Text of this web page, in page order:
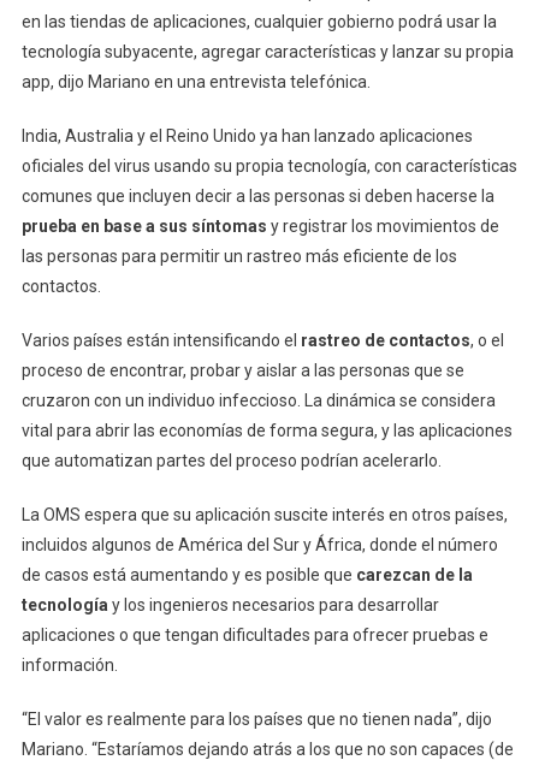
en las tiendas de aplicaciones, cualquier gobierno podrá usar la
tecnología subyacente, agregar características y lanzar su propia
app, dijo Mariano en una entrevista telefónica.
India, Australia y el Reino Unido ya han lanzado aplicaciones
oficiales del virus usando su propia tecnología, con características
comunes que incluyen decir a las personas si deben hacerse la
prueba en base a sus síntomas y registrar los movimientos de
las personas para permitir un rastreo más eficiente de los
contactos.
Varios países están intensificando el rastreo de contactos, o el
proceso de encontrar, probar y aislar a las personas que se
cruzaron con un individuo infeccioso. La dinámica se considera
vital para abrir las economías de forma segura, y las aplicaciones
que automatizan partes del proceso podrían acelerarlo.
La OMS espera que su aplicación suscite interés en otros países,
incluidos algunos de América del Sur y África, donde el número
de casos está aumentando y es posible que carezcan de la
tecnología y los ingenieros necesarios para desarrollar
aplicaciones o que tengan dificultades para ofrecer pruebas e
información.
“El valor es realmente para los países que no tienen nada”, dijo
Mariano. “Estaríamos dejando atrás a los que no son capaces (de